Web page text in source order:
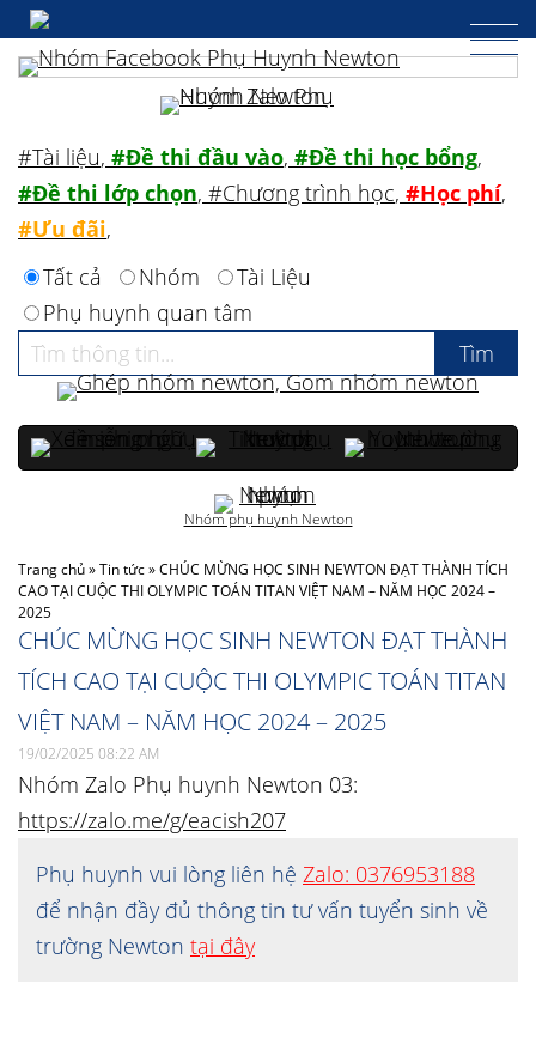
Trang chủ»Tin tức»CHÚC MỪNG HỌC SINH NEWTON ĐẠT THÀNH TÍCH
CAO TẠI CUỘC THI OLYMPIC TOÁN TITAN VIỆT NAM – NĂM HỌC 2024 –
2025
CHÚC MỪNG HỌC SINH NEWTON ĐẠT THÀNH
TÍCH CAO TẠI CUỘC THI OLYMPIC TOÁN TITAN
VIỆT NAM – NĂM HỌC 2024 – 2025
19/02/2025 08:22 AM
Nhóm Zalo Phụ huynh Newton 03:
https://zalo.me/g/eacish207
Phụ huynh vui lòng liên hệ Zalo: 0376953188
để nhận đầy đủ thông tin tư vấn tuyển sinh về
trường Newton tại đây
#Tài liệu, #Đề thi đầu vào, #Đề thi học bổng,
#Đề thi lớp chọn, #Chương trình học, #Học phí,
#Ưu đãi,
Tất cả
Nhóm
Tài Liệu
Phụ huynh quan tâm
Nhóm phụ huynh Newton